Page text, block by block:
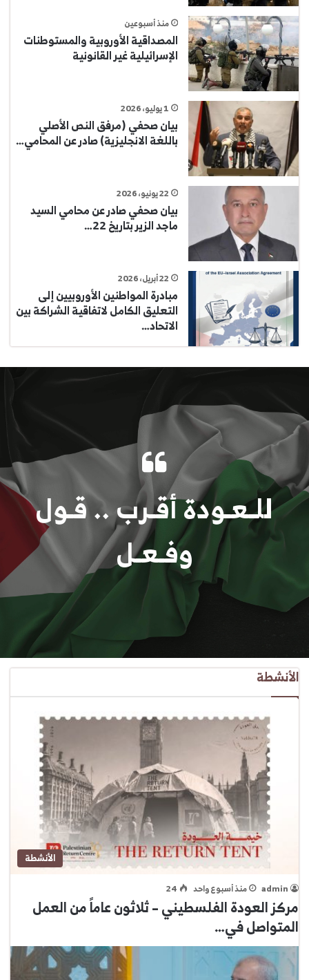
منذ أسبوعين
المصداقية الأوروبية والمستوطنات
الإسرائيلية غير القانونية
1 يوليو، 2026
بيان صحفي (مرفق النص الأصلي
باللغة الانجليزية) صادر عن المحامي…
22 يونيو، 2026
بيان صحفي صادر عن محامي السيد
ماجد الزير بتاريخ 22…
22 أبريل، 2026
مبادرة المواطنين الأوروبيين إلى
التعليق الكامل لاتفاقية الشراكة بين
الاتحاد…
للـعـودة أقـرب .. قـول
وفـعـل
الأنشطة
الأنشطة
admin منذ أسبوع واحد 24
مركز العودة الفلسطيني – ثلاثون عاماً من العمل
المتواصل في…